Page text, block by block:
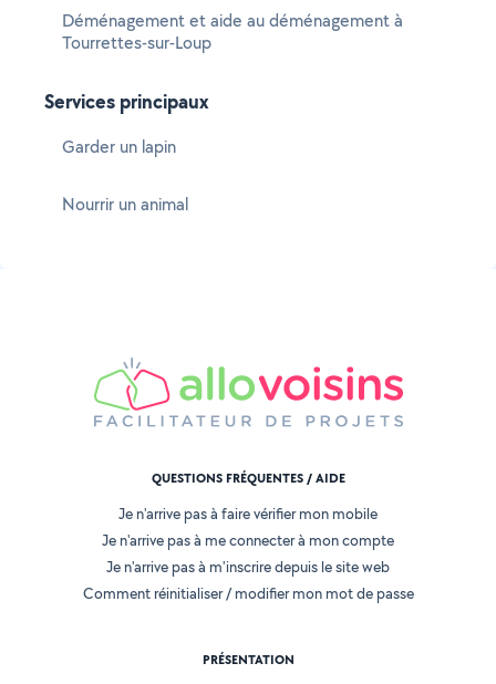
Déménagement et aide au déménagement à
Tourrettes-sur-Loup
Services principaux
Garder un lapin
Nourrir un animal
QUESTIONS FRÉQUENTES / AIDE
Je n'arrive pas à faire vérifier mon mobile
Je n'arrive pas à me connecter à mon compte
Je n'arrive pas à m'inscrire depuis le site web
Comment réinitialiser / modifier mon mot de passe
PRÉSENTATION